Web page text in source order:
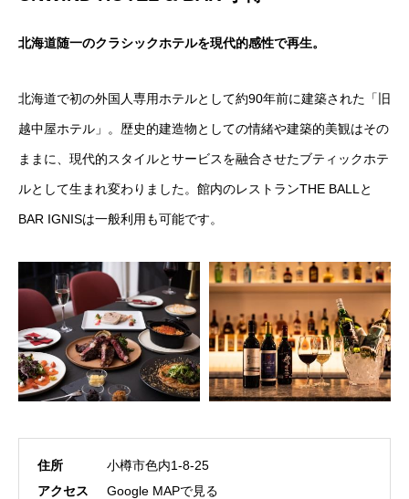
北海道随一のクラシックホテルを現代的感性で再生。
北海道で初の外国人専用ホテルとして約90年前に建築された「旧
越中屋ホテル」。歴史的建造物としての情緒や建築的美観はその
ままに、現代的スタイルとサービスを融合させたブティックホテ
ルとして生まれ変わりました。館内のレストランTHE BALLと
BAR IGNISは一般利用も可能です。
住所
小樽市色内1-8-25
アクセス
Google MAPで見る